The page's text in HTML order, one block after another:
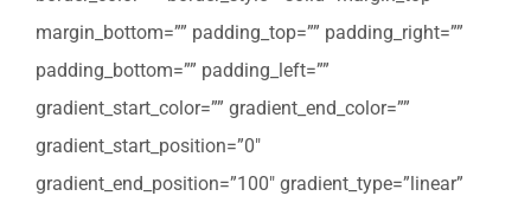
margin_bottom=”” padding_top=”” padding_right=””
padding_bottom=”” padding_left=””
gradient_start_color=”” gradient_end_color=””
gradient_start_position=”0″
gradient_end_position=”100″ gradient_type=”linear”